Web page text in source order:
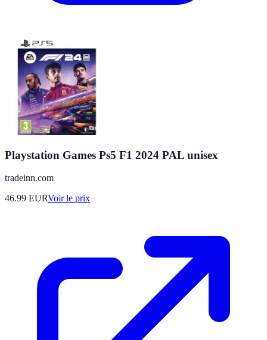
Playstation Games Ps5 F1 2024 PAL unisex
tradeinn.com
46.99 EURVoir le prix